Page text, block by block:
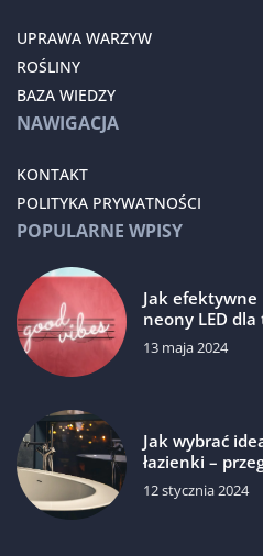
UPRAWA WARZYW
ROŚLINY
BAZA WIEDZY
NAWIGACJA
KONTAKT
POLITYKA PRYWATNOŚCI
POPULARNE WPISY
Jak efektywne
neony LED
13 maja 2024
Jak wybrać
łazienki –
12 stycznia 2024